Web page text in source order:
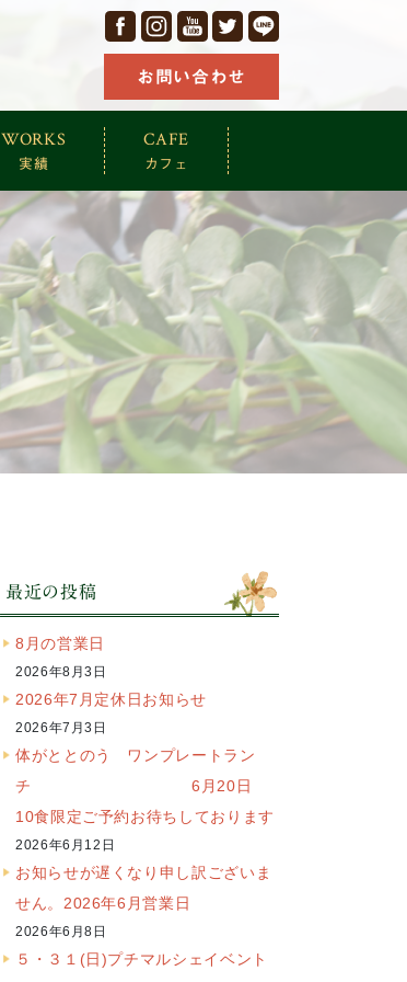
facebookInstagram
YouTube
Twitter
お問い合わせ
WORKS
実績
CAFE
カフェ
最近の投稿
8月の営業日
2026年8月3日
2026年7月定休日お知らせ
2026年7月3日
体がととのう ワンプレートラン
チ 6月20日
10食限定ご予約お待ちしております
2026年6月12日
お知らせが遅くなり申し訳ございま
せん。2026年6月営業日
2026年6月8日
５・３１(日)プチマルシェイベント